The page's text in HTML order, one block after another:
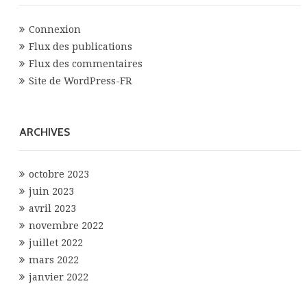
Connexion
Flux des publications
Flux des commentaires
Site de WordPress-FR
ARCHIVES
octobre 2023
juin 2023
avril 2023
novembre 2022
juillet 2022
mars 2022
janvier 2022